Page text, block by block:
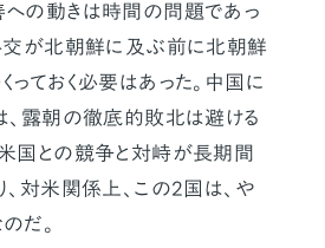
への動きは時間の問題であっ
交が北朝鮮に及ぶ前に北朝鮮
っておく必要はあった。中国に
、露朝の徹底的敗北は避ける
米国との競争と対峙が長期間
、対米関係上、この2国は、や
だ。